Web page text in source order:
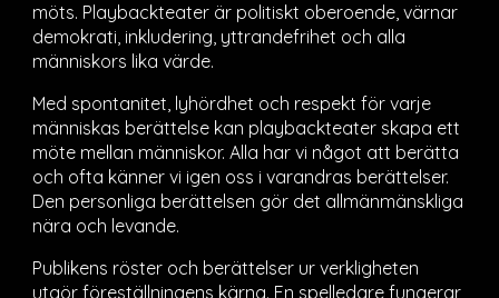
möts. Playbackteater är politiskt oberoende, värnar
demokrati, inkludering, yttrandefrihet och alla
människors lika värde.
Med spontanitet, lyhördhet och respekt för varje
människas berättelse kan playbackteater skapa ett
möte mellan människor. Alla har vi något att berätta
och ofta känner vi igen oss i varandras berättelser.
Den personliga berättelsen gör det allmänmänskliga
nära och levande.
Publikens röster och berättelser ur verkligheten
utgör föreställningens kärna. En spelledare fungerar